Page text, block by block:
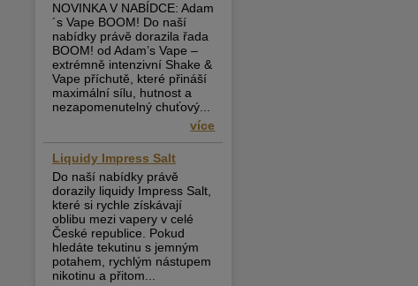
NOVINKA V NABÍDCE: Adam
´s Vape BOOM! Do naší
nabídky právě dorazila řada
BOOM! od Adam’s Vape –
extrémně intenzivní Shake &
Vape příchutě, které přináší
maximální sílu, hutnost a
nezapomenutelný chuťový...
více
Liquidy Impress Salt
Do naší nabídky právě
dorazily liquidy Impress Salt,
které si rychle získávají
oblibu mezi vapery v celé
České republice. Pokud
hledáte tekutinu s jemným
potahem, rychlým nástupem
nikotinu a přitom...